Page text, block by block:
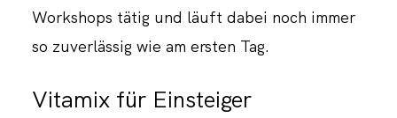
Workshops tätig und läuft dabei noch immer
so zuverlässig wie am ersten Tag.
Vitamix für Einsteiger